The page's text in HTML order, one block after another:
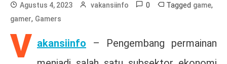
Agustus 4, 2023 vakansiinfo 0 Tagged game,
gamer, Gamers
V akansiinfo – Pengembang permainan